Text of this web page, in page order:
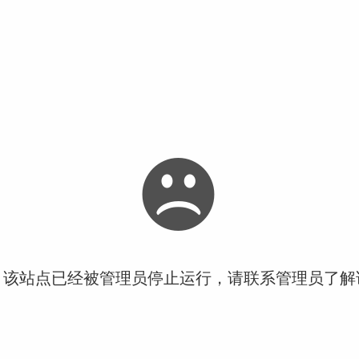
站点已经被管理员停止运行，请联系管理员了